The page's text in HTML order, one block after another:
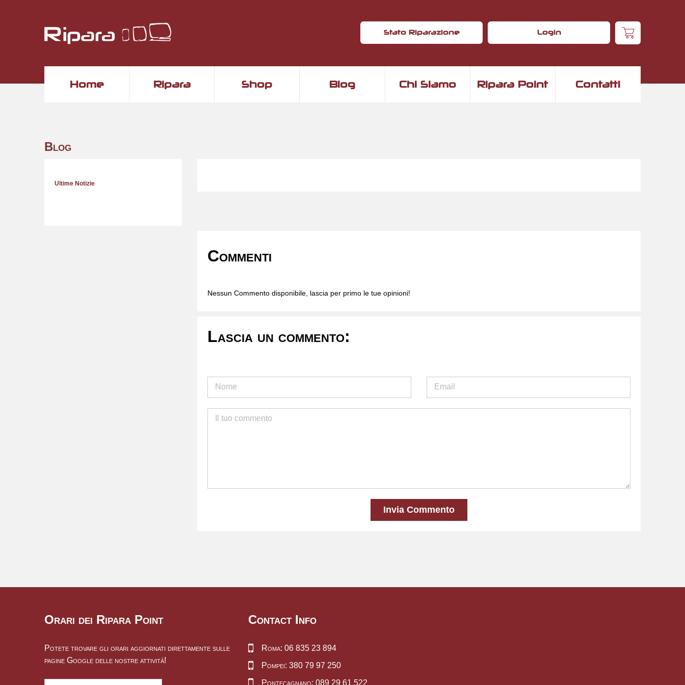
Stato Riparazione Login
Home Ripara Shop Blog Chi Siamo Ripara Point Contatti
Blog
Ultime Notizie
Commenti
Nessun Commento disponibile, lascia per primo le tue opinioni!
Lascia un commento:
Invia Commento
Orari dei Ripara Point
Potete trovare gli orari aggiornati direttamente sulle
pagine Google delle nostre attività!
Contact Info
Roma: 06 835 23 894
Pompei: 380 79 97 250
Pontecagnano: 089 29 61 522